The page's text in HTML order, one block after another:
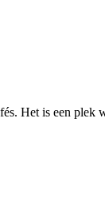
Het is een plek